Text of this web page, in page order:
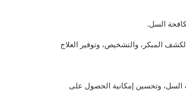
السل.
المبكر، والتشخيص، وتوفير العلاج
السل، وتحسين إمكانية الحصول على